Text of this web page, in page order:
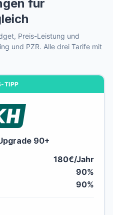
Bedarf knapp
→
Produkte aus
Pens). Auch
ohne Zahnarzt ist
für
Preis-Leistung und
und PZR. Alle drei Tarife mit
TIPP
90+
180€/Jahr
90%
90%